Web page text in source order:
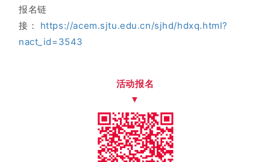
报名链
接： https://acem.sjtu.edu.cn/sjhd/hdxq.html?
nact_id=3543
活动报名
▼